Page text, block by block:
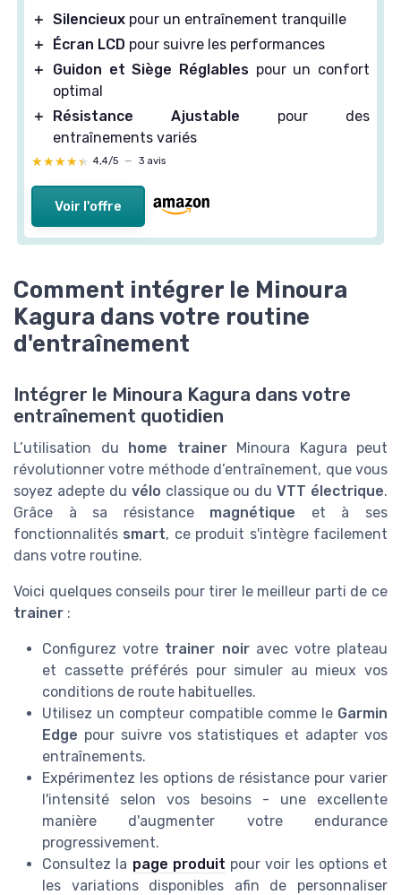
＋ Silencieux pour un entraînement tranquille
＋
Écran LCD pour suivre les performances
＋
Guidon et Siège Réglables pour un confort
optimal
＋
Résistance Ajustable pour des
entraînements variés
★★★★★
★★★★★ 4,4/5 — 3 avis
Voir l'offre
Comment intégrer le Minoura
Kagura dans votre routine
d'entraînement
Intégrer le Minoura Kagura dans votre
entraînement quotidien
L’utilisation du home trainerMinoura Kagura peut
révolutionner votre méthode d’entraînement, que vous
soyez adepte du vélo classique ou duVTT électrique.
Grâce à sa résistance magnétique et à ses
fonctionnalités smart, ce produit s'intègre facilement
dans votre routine.
Voici quelques conseils pour tirer le meilleur parti de ce
trainer :
Configurez votre trainer noiravec votre plateau
et cassette préférés pour simuler au mieux vos
conditions de route habituelles.
Utilisez un compteur compatible comme le Garmin
Edge pour suivre vos statistiques et adapter vos
entraînements.
Expérimentez les options de résistance pour varier
l'intensité selon vos besoins - une excellente
manière d'augmenter votre endurance
progressivement.
Consultez la page produit pour voir les options et
les variations disponibles afin de personnaliser